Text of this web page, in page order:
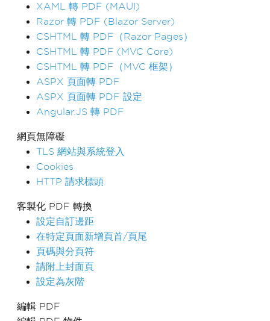
XAML 轉 PDF (MAUI)
Razor 轉 PDF (Blazor Server)
CSHTML 轉 PDF（Razor Pages）
CSHTML 轉 PDF (MVC Core)
CSHTML 轉 PDF（MVC 框架）
ASPX 頁面轉 PDF
ASPX 頁面轉 PDF 設定
Angular.JS 轉 PDF
網頁無障礙
TLS 網站與系統登入
Cookies
HTTP 請求標頭
客製化 PDF 轉換
設定自訂邊距
在特定頁面新增頁首/頁尾
頁碼與分頁符
請附上封面頁
設定為灰階
編輯 PDF